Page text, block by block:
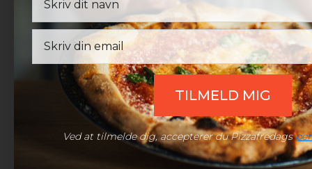
Telefon: (+45) 60 98 10 10
Mail: support@pizzafredag.dk
Åben chat
TILMELD MIG
Ved at tilmelde dig, accepterer du Pizzafredags